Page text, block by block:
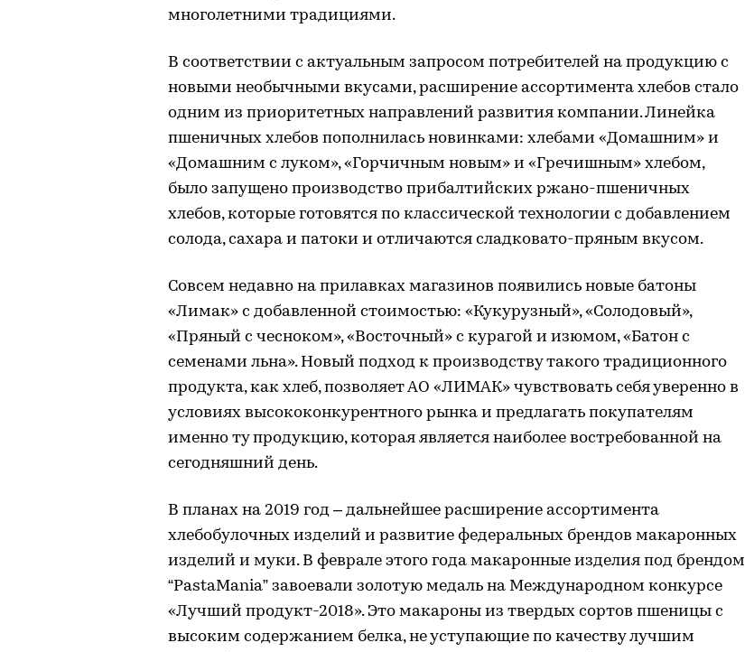
многолетними традициями.
В соответствии с актуальным запросом потребителей на продукцию с
новыми необычными вкусами, расширение ассортимента хлебов стало
одним из приоритетных направлений развития компании. Линейка
пшеничных хлебов пополнилась новинками: хлебами «Домашним» и
«Домашним с луком», «Горчичным новым» и «Гречишным» хлебом,
было запущено производство прибалтийских ржано-пшеничных
хлебов, которые готовятся по классической технологии с добавлением
солода, сахара и патоки и отличаются сладковато-пряным вкусом.
Совсем недавно на прилавках магазинов появились новые батоны
«Лимак» с добавленной стоимостью: «Кукурузный», «Солодовый»,
«Пряный с чесноком», «Восточный» с курагой и изюмом, «Батон с
семенами льна». Новый подход к производству такого традиционного
продукта, как хлеб, позволяет АО «ЛИМАК» чувствовать себя уверенно в
условиях высококонкурентного рынка и предлагать покупателям
именно ту продукцию, которая является наиболее востребованной на
сегодняшний день.
В планах на 2019 год – дальнейшее расширение ассортимента
хлебобулочных изделий и развитие федеральных брендов макаронных
изделий и муки. В феврале этого года макаронные изделия под брендом
“PastaMania” завоевали золотую медаль на Международном конкурсе
«Лучший продукт-2018». Это макароны из твердых сортов пшеницы с
высоким содержанием белка, не уступающие по качеству лучшим